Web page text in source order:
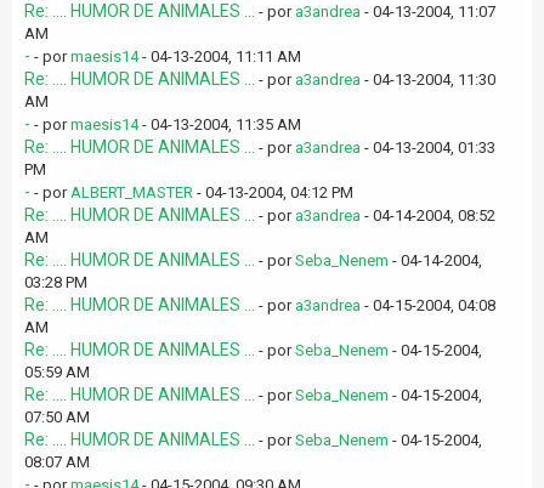
Re: .... HUMOR DE ANIMALES ... - por a3andrea - 04-13-2004, 11:07
AM
- - pormaesis14- 04-13-2004, 11:11 AM
Re: .... HUMOR DE ANIMALES ... - por a3andrea - 04-13-2004, 11:30
AM
- - pormaesis14- 04-13-2004, 11:35 AM
Re: .... HUMOR DE ANIMALES ... - por a3andrea - 04-13-2004, 01:33
PM
- - porALBERT_MASTER - 04-13-2004, 04:12 PM
Re: .... HUMOR DE ANIMALES ... - por a3andrea - 04-14-2004, 08:52
AM
Re: .... HUMOR DE ANIMALES ... - porSeba_Nenem - 04-14-2004,
03:28 PM
Re: .... HUMOR DE ANIMALES ... - por a3andrea - 04-15-2004, 04:08
AM
Re: .... HUMOR DE ANIMALES ... - porSeba_Nenem - 04-15-2004,
05:59 AM
Re: .... HUMOR DE ANIMALES ... - porSeba_Nenem - 04-15-2004,
07:50 AM
Re: .... HUMOR DE ANIMALES ... - porSeba_Nenem - 04-15-2004,
08:07 AM